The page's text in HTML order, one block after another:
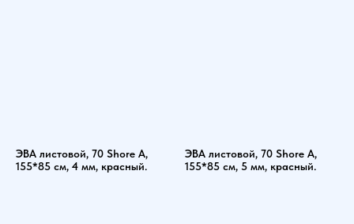
ЭВА листовой, 70 Shore A,
155*85 см, 4 мм, красный.
ЭВА листовой, 70 Shore A,
155*85 см, 5 мм, красный.